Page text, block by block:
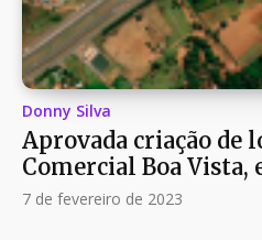
Donny Silva
Aprovada criação de
Comercial Boa Vista,
7 de fevereiro de 2023